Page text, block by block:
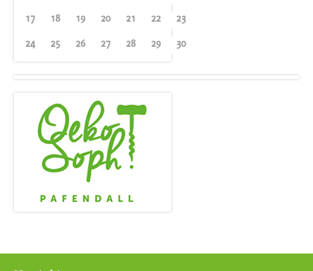
17 18 19 20 21 22 23
24 25 26 27 28 29 30